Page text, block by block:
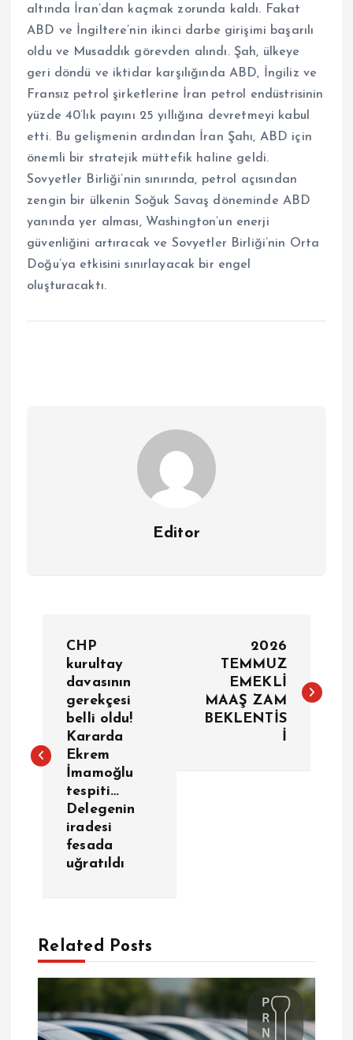
altında İran’dan kaçmak zorunda kaldı. Fakat
ABD ve İngiltere’nin ikinci darbe girişimi başarılı
oldu ve Musaddık görevden alındı. Şah, ülkeye
geri döndü ve iktidar karşılığında ABD, İngiliz ve
Fransız petrol şirketlerine İran petrol endüstrisinin
yüzde 40’lık payını 25 yıllığına devretmeyi kabul
etti. Bu gelişmenin ardından İran Şahı, ABD için
önemli bir stratejik müttefik haline geldi.
Sovyetler Birliği’nin sınırında, petrol açısından
zengin bir ülkenin Soğuk Savaş döneminde ABD
yanında yer alması, Washington’un enerji
güvenliğini artıracak ve Sovyetler Birliği’nin Orta
Doğu’ya etkisini sınırlayacak bir engel
oluşturacaktı.
Editor
ı
n
m
e
CHP
kurultay
davasının
gerekçesi
belli oldu!
Kararda
Ekrem
İmamoğlu
tespiti…
Delegenin
iradesi
fesada
uğratıldı
2026
TEMMUZ
EMEKLİ
MAAŞ ZAM
BEKLENTİS
İ
Related Posts